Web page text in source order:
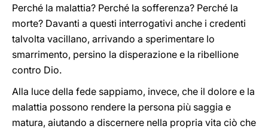
Perché la malattia? Perché la sofferenza? Perché la
morte? Davanti a questi interrogativi anche i credenti
talvolta vacillano, arrivando a sperimentare lo
smarrimento, persino la disperazione e la ribellione
contro Dio.
Alla luce della fede sappiamo, invece, che il dolore e la
malattia possono rendere la persona più saggia e
matura, aiutando a discernere nella propria vita ciò che